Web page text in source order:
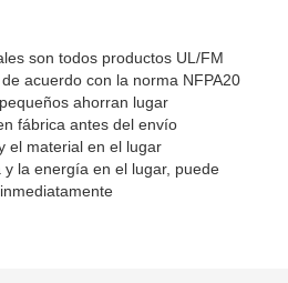
son todos productos UL/FM
acuerdo con la norma NFPA20
ahorran lugar
fábrica antes del envío
el material en el lugar
y la energía en el lugar, puede